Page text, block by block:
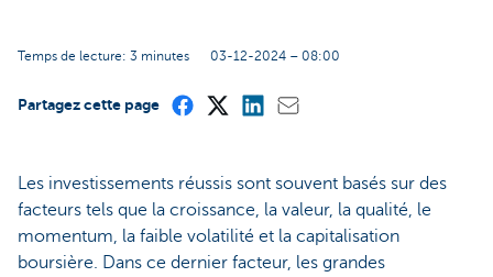
Temps de lecture: 3 minutes 03-12-2024 – 08:00
Partagez cette page
Les investissements réussis sont souvent basés sur des
facteurs tels que la croissance, la valeur, la qualité, le
momentum, la faible volatilité et la capitalisation
boursière. Dans ce dernier facteur, les grandes